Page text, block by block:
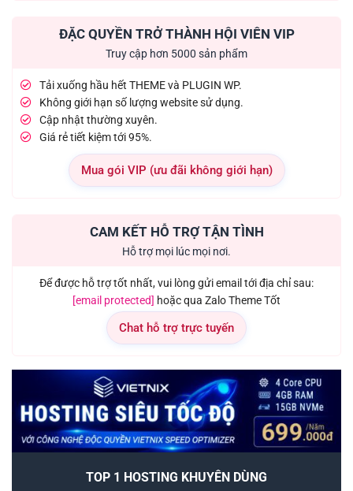
ĐẶC QUYỀN TRỞ THÀNH HỘI VIÊN VIP
Truy cập hơn 5000 sản phẩm
Tải xuống hầu hết THEME và PLUGIN WP.
Không giới hạn số lượng website sử dụng.
Cập nhật thường xuyên.
Giá rẻ tiết kiệm tới 95%.
Mua gói VIP (ưu đãi không giới hạn)
CAM KẾT HỖ TRỢ TẬN TÌNH
Hỗ trợ mọi lúc mọi nơi.
Để được hỗ trợ tốt nhất, vui lòng gửi email tới địa chỉ sau:
[email protected] hoặc qua Zalo Theme Tốt
Chat hỗ trợ trực tuyến
TOP 1 HOSTING KHUYÊN DÙNG